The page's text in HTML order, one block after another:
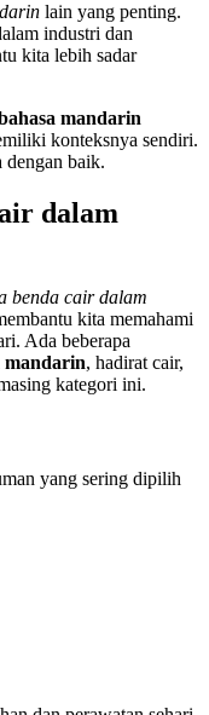
lain yang penting.
industri dan
kita lebih sadar
mandarin
konteksnya sendiri.
dengan baik.
dalam
benda cair dalam
kita memahami
Ada beberapa
mandarin, hadirat cair,
kategori ini.
yang sering dipilih